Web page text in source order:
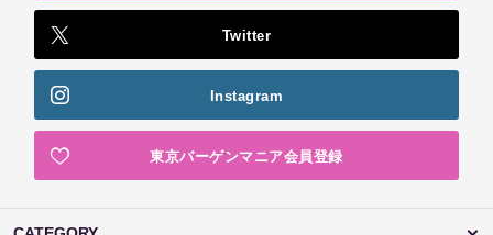
Twitter
Instagram
東京バーゲンマニア会員登録